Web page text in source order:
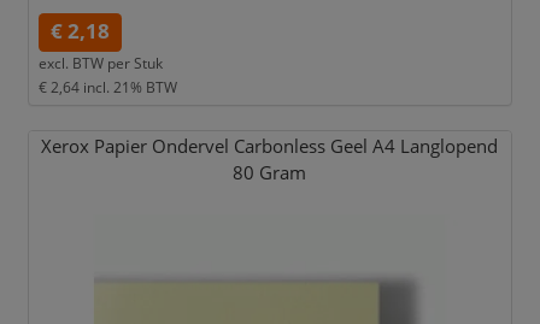
€ 2,18
excl. BTW per Stuk
€ 2,64 incl. 21% BTW
Xerox Papier Ondervel Carbonless Geel A4 Langlopend
80 Gram